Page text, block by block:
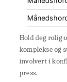
Hold deg rolig
komplekse og
involvert i
press.